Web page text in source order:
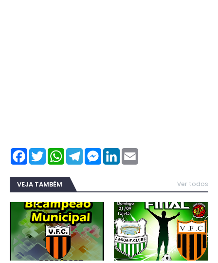
F
a
c
e
b
o
k
T
w
t
t
e
W
a
t
A
p
T
r
m
M
s
n
L
n
d
n
VEJA TAMBÉM Ver todos